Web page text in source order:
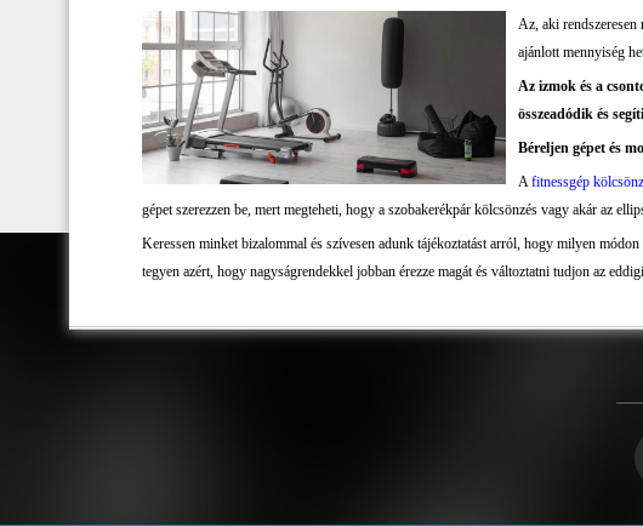
Az, aki rendszeresen
ajánlott mennyiség
Az izmok és a
összeadódik és
Béreljen gépet és
Afitnessgép
gépet szerezzen be, mert megteheti, hogy a szobakerékpár kölcsönzés vagy akár az
Keressen minket bizalommal és szívesen adunk tájékoztatást arról, hogy milyen
tegyen azért, hogy nagyságrendekkel jobban érezze magát és változtatni tudjon az